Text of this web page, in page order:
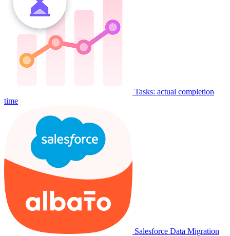
Tasks: actual completion
time
Salesforce Data Migration